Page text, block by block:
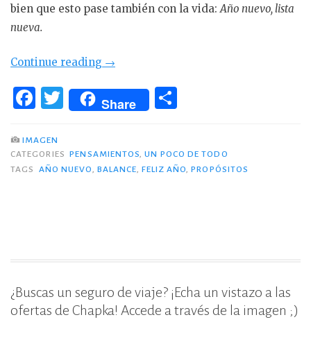
bien que esto pase también con la vida:Año nuevo, lista
nueva.
Continue reading «Año
lista
→
F
c
e
k
T
w
te
Share
p
IMAGEN
CATEGORIES PENSAMIENTOS,UN POCO DE TODO
TAGS
AÑO NUEVO, BALANCE,FELIZ AÑO,PROPÓSITOS
¿Buscas un seguro de viaje? ¡Echa un vistazo a las
ofertas de Chapka! Accede a través de la imagen ;)